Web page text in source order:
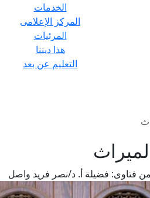
الخدمات
المركز الإعلامى
المرئيات
هذا ديننا
التعليم عن بعد
من فتاوى: فضيلة أ. د/نصر فريد واصل